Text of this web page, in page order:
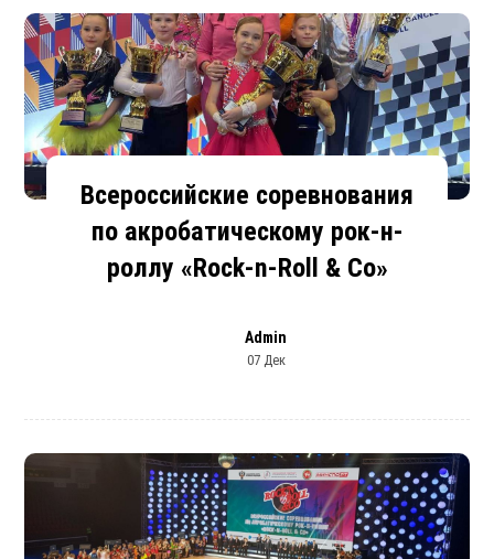
Всероссийские соревнования
по акробатическому рок-н-
роллу «Rock-n-Roll & Co»
Admin
07 Дек